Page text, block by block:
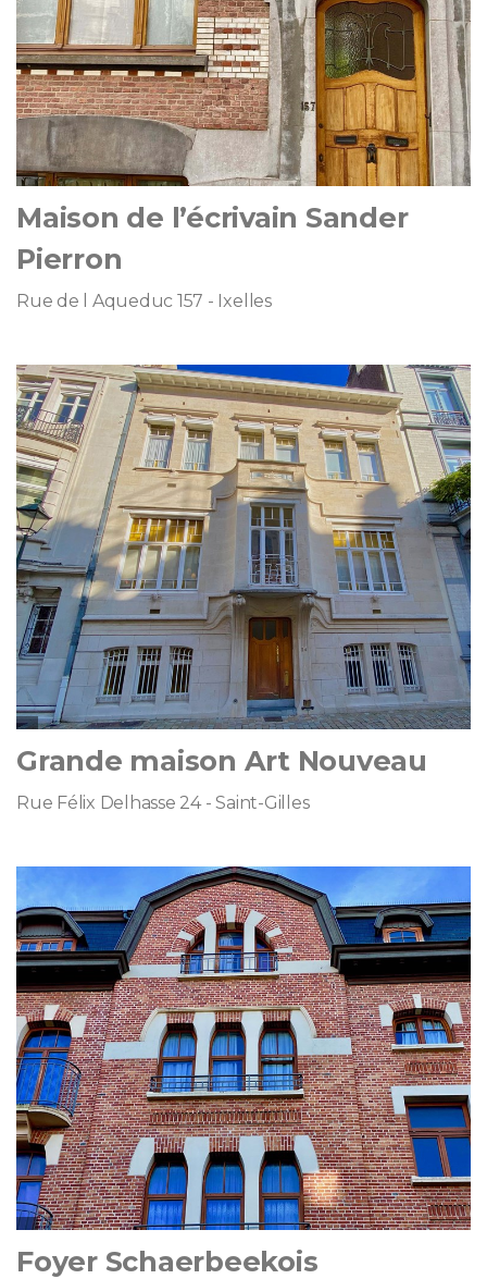
Maison de l’écrivain Sander
Pierron
Rue de l Aqueduc 157 - Ixelles
Grande maison Art Nouveau
Rue Félix Delhasse 24 - Saint-Gilles
Foyer Schaerbeekois